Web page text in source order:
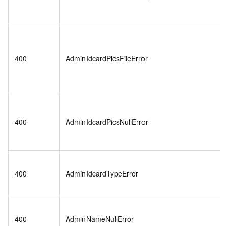
400 AdminIdcardPicsFileError
400 AdminIdcardPicsNullError
400 AdminIdcardTypeError
400 AdminNameNullError